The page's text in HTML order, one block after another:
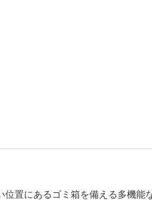
置にあるゴミ箱を備える多機能